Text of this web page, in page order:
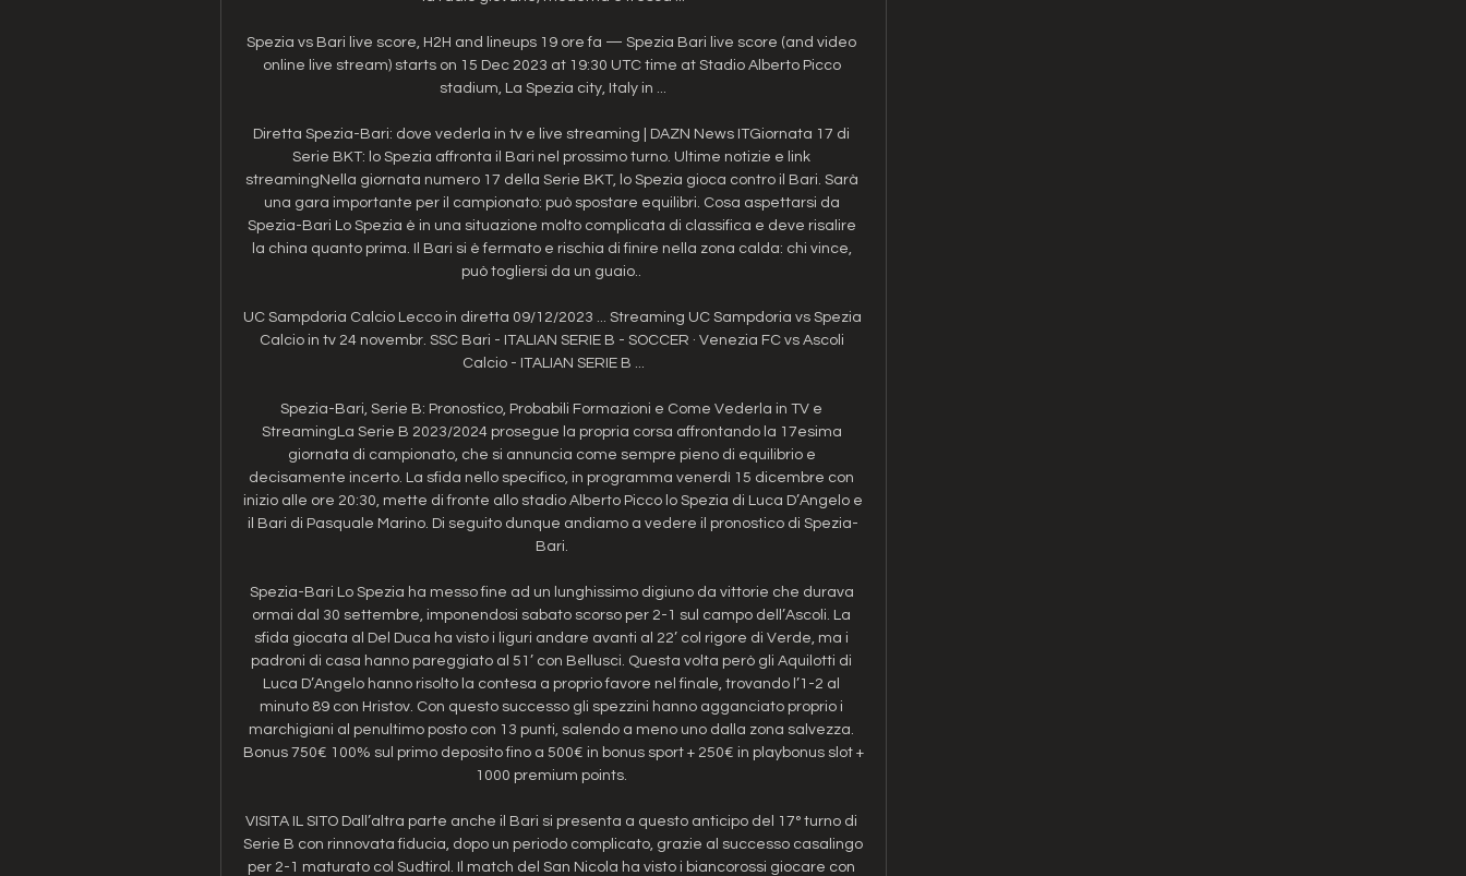
Spezia vs Bari live score, H2H and lineups 19 ore fa — Spezia Bari live score (and video
online live stream) starts on 15 Dec 2023 at 19:30 UTC time at Stadio Alberto Picco
stadium, La Spezia city, Italy in ...
Diretta Spezia-Bari: dove vederla in tv e live streaming | DAZN News ITGiornata 17 di
Serie BKT: lo Spezia affronta il Bari nel prossimo turno. Ultime notizie e link
streamingNella giornata numero 17 della Serie BKT, lo Spezia gioca contro il Bari. Sarà
una gara importante per il campionato: può spostare equilibri. Cosa aspettarsi da
Spezia-Bari Lo Spezia è in una situazione molto complicata di classifica e deve risalire
la china quanto prima. Il Bari si è fermato e rischia di finire nella zona calda: chi vince,
può togliersi da un guaio..
UC Sampdoria Calcio Lecco in diretta 09/12/2023 ... Streaming UC Sampdoria vs Spezia
Calcio in tv 24 novembr. SSC Bari - ITALIAN SERIE B - SOCCER · Venezia FC vs Ascoli
Calcio - ITALIAN SERIE B ...
Spezia-Bari, Serie B: Pronostico, Probabili Formazioni e Come Vederla in TV e
StreamingLa Serie B 2023/2024 prosegue la propria corsa affrontando la 17esima
giornata di campionato, che si annuncia come sempre pieno di equilibrio e
decisamente incerto. La sfida nello specifico, in programma venerdì 15 dicembre con
inizio alle ore 20:30, mette di fronte allo stadio Alberto Picco lo Spezia di Luca D’Angelo e
il Bari di Pasquale Marino. Di seguito dunque andiamo a vedere il pronostico di Spezia-
Bari.
Spezia-Bari Lo Spezia ha messo fine ad un lunghissimo digiuno da vittorie che durava
ormai dal 30 settembre, imponendosi sabato scorso per 2-1 sul campo dell’Ascoli. La
sfida giocata al Del Duca ha visto i liguri andare avanti al 22’ col rigore di Verde, ma i
padroni di casa hanno pareggiato al 51’ con Bellusci. Questa volta però gli Aquilotti di
Luca D’Angelo hanno risolto la contesa a proprio favore nel finale, trovando l’1-2 al
minuto 89 con Hristov. Con questo successo gli spezzini hanno agganciato proprio i
marchigiani al penultimo posto con 13 punti, salendo a meno uno dalla zona salvezza.
Bonus 750€ 100% sul primo deposito fino a 500€ in bonus sport + 250€ in playbonus slot +
1000 premium points.
VISITA IL SITO Dall’altra parte anche il Bari si presenta a questo anticipo del 17° turno di
Serie B con rinnovata fiducia, dopo un periodo complicato, grazie al successo casalingo
per 2-1 maturato col Sudtirol. Il match del San Nicola ha visto i biancorossi giocare con